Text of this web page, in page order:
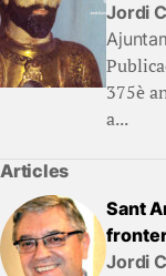
Jordi
375è
a...
Articles
Sant
Jordi